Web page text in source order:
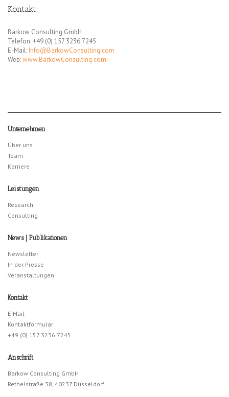
Kontakt
Barkow Consulting GmbH
Telefon: +49 (0) 157 3236 7245
E-Mail: Info@BarkowConsulting.com
Web:www.BarkowConsulting.com
Unternehmen
Über uns
Team
Karriere
Leistungen
Research
Consulting
News | Publikationen
Newsletter
In der Presse
Veranstaltungen
Kontakt
E-Mail
Kontaktformular
+49 (0) 157 3236 7245
Anschrift
Barkow Consulting GmbH
Rethelstraße 38, 40237 Düsseldorf